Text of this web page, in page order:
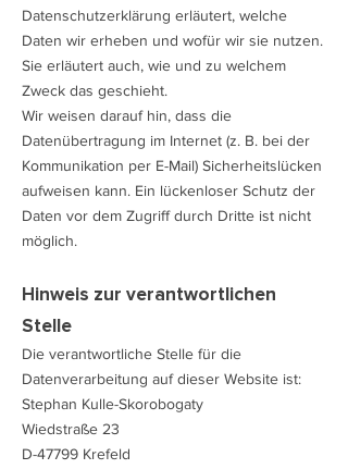
Datenschutzerklärung erläutert, welche
Daten wir erheben und wofür wir sie nutzen.
Sie erläutert auch, wie und zu welchem
Zweck das geschieht.
Wir weisen darauf hin, dass die
Datenübertragung im Internet (z. B. bei der
Kommunikation per E-Mail) Sicherheitslücken
aufweisen kann. Ein lückenloser Schutz der
Daten vor dem Zugriff durch Dritte ist nicht
möglich.
Hinweis zur verantwortlichen
Stelle
Die verantwortliche Stelle für die
Datenverarbeitung auf dieser Website ist:
Stephan Kulle-Skorobogaty
Wiedstraße 23
D-47799 Krefeld